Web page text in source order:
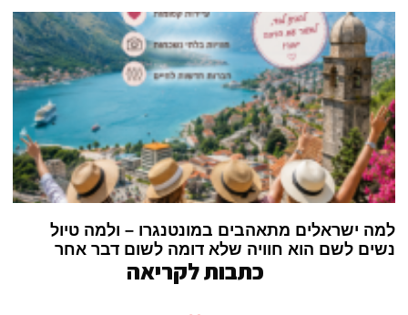
למה ישראלים מתאהבים במונטנגרו – ולמה טיול
נשים לשם הוא חוויה שלא דומה לשום דבר אחר
כתבות לקריאה